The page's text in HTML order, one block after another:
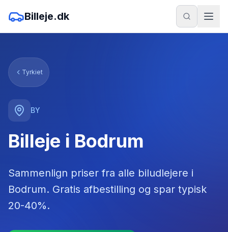
Billeje.dk
Tyrkiet
BY
Billeje i Bodrum
Sammenlign priser fra alle biludlejere i
Bodrum. Gratis afbestilling og spar typisk
20-40%.